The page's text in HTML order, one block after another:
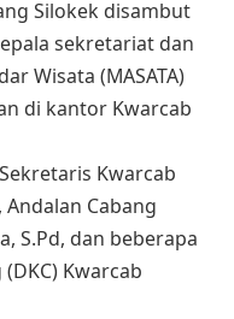
Silokek disambut
sekretariat dan
Wisata (MASATA)
di kantor Kwarcab
Kwarcab
Cabang
S.Pd, dan beberapa
Kwarcab